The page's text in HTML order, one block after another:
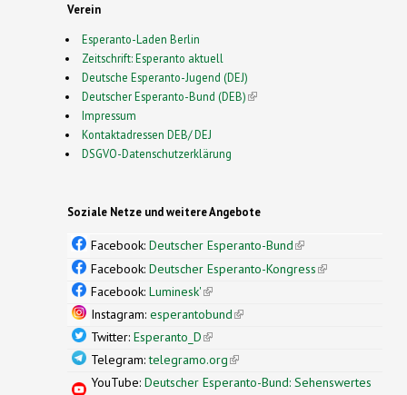
Verein
Esperanto-Laden Berlin
Zeitschrift: Esperanto aktuell
Deutsche Esperanto-Jugend (DEJ)
Deutscher Esperanto-Bund (DEB)(link is external)
Impressum
Kontaktadressen DEB/ DEJ
DSGVO-Datenschutzerklärung
Soziale Netze und weitere Angebote
Facebook: Deutscher Esperanto-Bund(link is
external)
Facebook: Deutscher Esperanto-Kongress(link is
Facebook: Luminesk'(link is external)
Instagram: esperantobund(link is external)
Twitter: Esperanto_D(link is external)
Telegram:telegramo.org(link is external)
YouTube: Deutscher Esperanto-Bund: Sehenswertes